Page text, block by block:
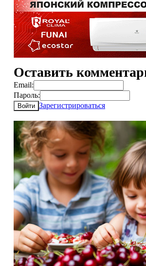
Оставить
Email:
Пароль:
Войти Зарегистрироваться